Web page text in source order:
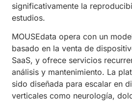
significativamente la
estudios.
MOUSEdata opera con un
basado en la venta de
SaaS, y ofrece servicios
análisis y mantenimiento. La
sido diseñada para escalar en
verticales como neurología,